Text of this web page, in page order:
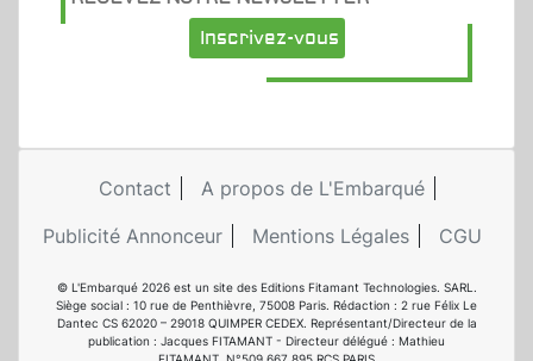
Inscrivez-vous
Contact
A propos de L'Embarqué
Publicité Annonceur
Mentions Légales CGU
© L'Embarqué 2026 est un site des Editions Fitamant Technologies. SARL.
Siège social : 10 rue de Penthièvre, 75008 Paris. Rédaction : 2 rue Félix Le
Dantec CS 62020 – 29018 QUIMPER CEDEX. Représentant/Directeur de la
publication : Jacques FITAMANT - Directeur délégué : Mathieu